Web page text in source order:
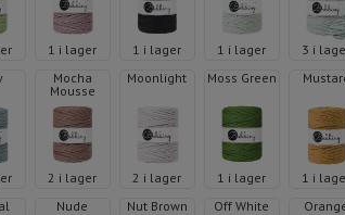
1 i lager 1 i lager 1 i lager
3 i
Mocha
Mousse
2 i lager
Moonlight
2 i lager
Moss Green
1 i lager
1 i
Nude Nut Brown Off White